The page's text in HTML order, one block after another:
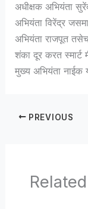
अधीक्षक अभियंता
अभियंता विरेंद्र
अभियंता राजपूत तसेच
शंका दूर करत स्मार्ट
मुख्य अभियंता
PREVIOUS